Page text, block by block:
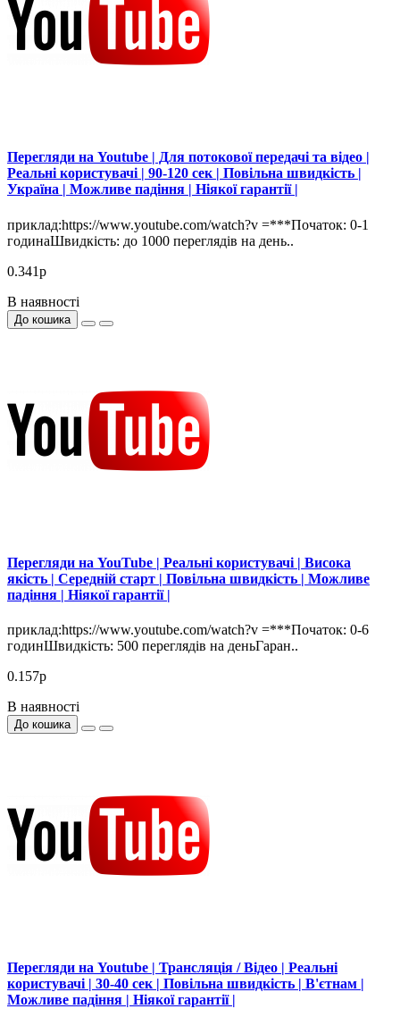
Перегляди на Youtube | Для потокової передачі та відео |
Реальні користувачі | 90-120 сек | Повільна швидкість |
Україна | Можливе падіння | Ніякої гарантії |
приклад:https://www.youtube.com/watch?v =***Початок: 0-1
годинаШвидкість: до 1000 переглядів на день..
0.341р
В наявності
До кошика
Перегляди на YouTube | Реальні користувачі | Висока
якість | Середній старт | Повільна швидкість | Можливе
падіння | Ніякої гарантії |
приклад:https://www.youtube.com/watch?v =***Початок: 0-6
годинШвидкість: 500 переглядів на деньГаран..
0.157р
В наявності
До кошика
Перегляди на Youtube | Трансляція / Відео | Реальні
користувачі | 30-40 сек | Повільна швидкість | В'єтнам |
Можливе падіння | Ніякої гарантії |